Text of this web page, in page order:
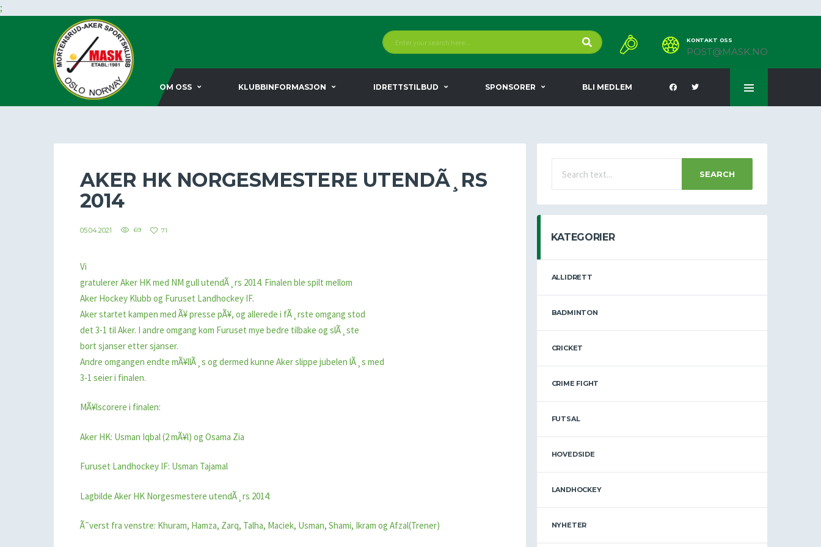
;
KONTAKT OSS
POST@MASK.NO
OM OSS KLUBBINFORMASJON IDRETTSTILBUD SPONSORER BLI MEDLEM
AKER HK NORGESMESTERE UTENDÃ¸RS
2014
05.04.2021 69 71
Vi
gratulerer Aker HK med NM gull utendÃ¸rs 2014. Finalen ble spilt mellom
Aker Hockey Klubb og Furuset Landhockey IF.
Aker startet kampen med Ã¥ presse pÃ¥, og allerede i fÃ¸rste omgang stod
det 3-1 til Aker. I andre omgang kom Furuset mye bedre tilbake og slÃ¸ste
bort sjanser etter sjanser.
Andre omgangen endte mÃ¥llÃ¸s og dermed kunne Aker slippe jubelen lÃ¸s med
3-1 seier i finalen.
MÃ¥lscorere i finalen:
Aker HK: Usman Iqbal (2 mÃ¥l) og Osama Zia
Furuset Landhockey IF: Usman Tajamal
Lagbilde Aker HK Norgesmestere utendÃ¸rs 2014:
Ã˜verst fra venstre: Khuram, Hamza, Zarq, Talha, Maciek, Usman, Shami, Ikram og Afzal(Trener)
SEARCH
KATEGORIER
ALLIDRETT
BADMINTON
CRICKET
CRIME FIGHT
FUTSAL
HOVEDSIDE
LANDHOCKEY
NYHETER